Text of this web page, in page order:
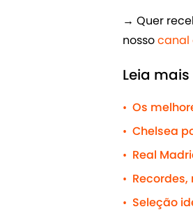
→ Quer
nossocanal
Leia
• Os
• Chelsea
• Real
•
• Seleção